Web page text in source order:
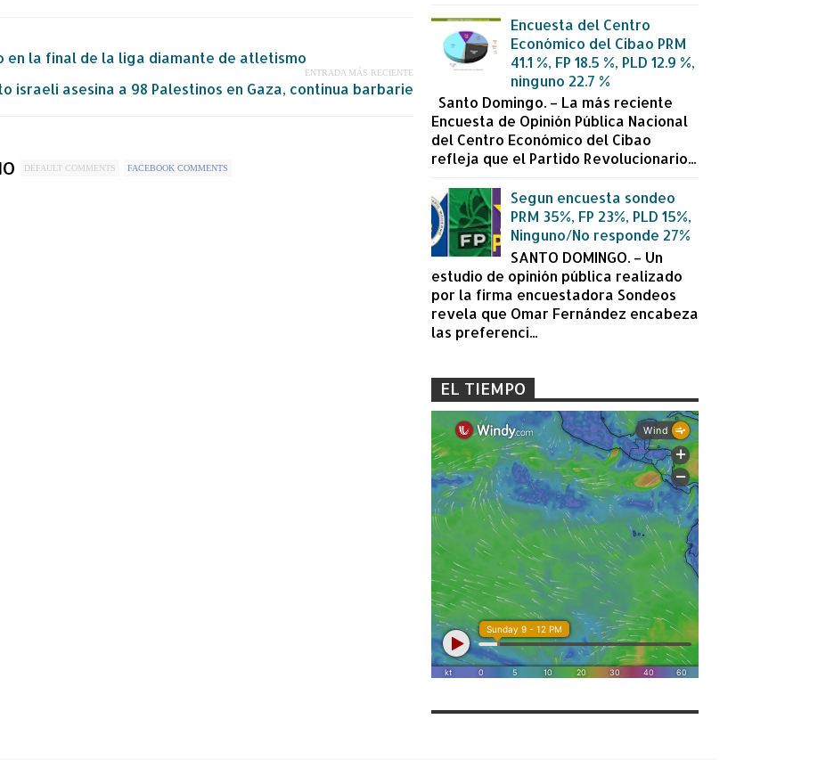
la final de la liga diamante de atletismo
ENTRADA MÁS RECIENTE
israeli asesina a 98 Palestinos en Gaza, continua barbarie
DEFAULT COMMENTS FACEBOOK COMMENTS
Encuesta del Centro
Económico del Cibao PRM
41.1 %, FP 18.5 %, PLD 12.9 %,
ninguno 22.7 %
Santo Domingo. – La más reciente
Encuesta de Opinión Pública Nacional
del Centro Económico del Cibao
refleja que el Partido Revolucionario...
Segun encuesta sondeo
PRM 35%, FP 23%, PLD 15%,
Ninguno/No responde 27%
SANTO DOMINGO. – Un
estudio de opinión pública realizado
por la firma encuestadora Sondeos
revela que Omar Fernández encabeza
las preferenci...
EL TIEMPO